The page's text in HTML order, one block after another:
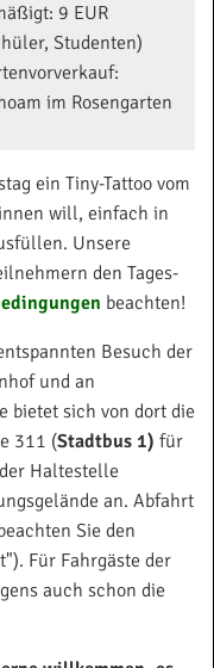
9 EUR
Studenten)
im Rosengarten
ein Tiny-Tattoo vom
will, einfach in
Unsere
den Tages-
beachten!
Besuch der
und an
bietet sich von dort die
311 (Stadtbus 1) für
Haltestelle
an. Abfahrt
Sie den
Für Fahrgäste der
auch schon die